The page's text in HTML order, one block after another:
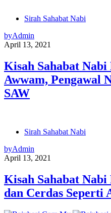
Sirah Sahabat Nabi
byAdmin
April 13, 2021
Kisah Sahabat
Awwam, Pengawal
SAW
Sirah Sahabat Nabi
byAdmin
April 13, 2021
Kisah Sahabat
dan Cerdas